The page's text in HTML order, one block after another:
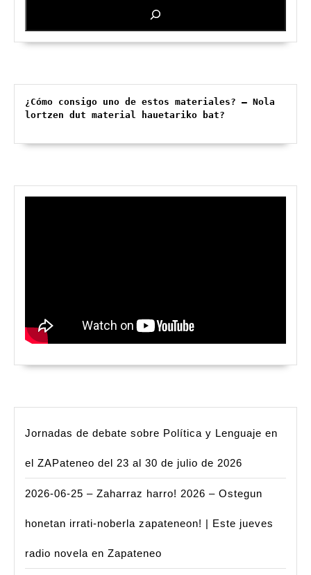
04-
¿Cómo consigo uno de estos materiales? – Nola
lortzen dut material hauetariko bat?
Jornadas de debate sobre Política y Lenguaje en
el ZAPateneo del 23 al 30 de julio de 2026
2026-06-25 – Zaharraz harro! 2026 – Ostegun
honetan irrati-noberla zapateneon! | Este jueves
radio novela en Zapateneo